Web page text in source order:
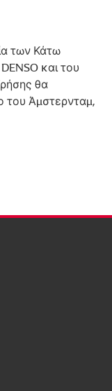
των Κάτω
και του
θα
του Άμστερνταμ,